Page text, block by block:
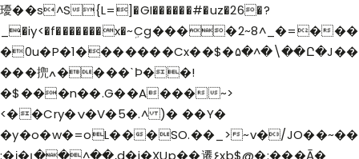
瓇��s^S{L=]�GI������#�uz�26�?
_�iy<�f�������x�~ܹCg����2~8^_�=���
�0u�P�1�������Cx��$�۵�^�\��Ը�J��
���㨮ߍ����ˋϷ��!
�$���n��.G��A���~>
<��Cry�ݍ�V�5�.^ )� ��Y�
�y�o�w�=oL���SO.��_>~v�/JO��~��
:�ϳ�յ��^��,d�i�XUp��遷۶xb$@�:���Ā�